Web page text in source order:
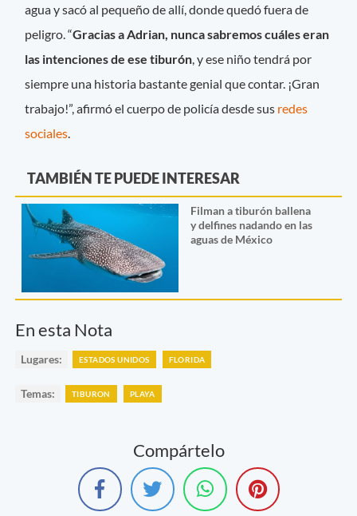
agua y sacó al pequeño de allí, donde quedó fuera de
peligro. “Gracias a Adrian, nunca sabremos cuáles eran
las intenciones de ese tiburón, y ese niño tendrá por
siempre una historia bastante genial que contar. ¡Gran
trabajo!”, afirmó el cuerpo de policía desde sus redes
sociales.
TAMBIÉN TE PUEDE INTERESAR
Filman a tiburón ballena
y delfines nadando en las
aguas de México
En esta Nota
Lugares: ESTADOS UNIDOS FLORIDA
Temas: TIBURON PLAYA
Compártelo